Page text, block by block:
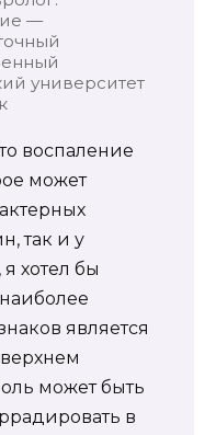
—
университет
воспаление
может
так и у
хотел бы
является
может быть
в